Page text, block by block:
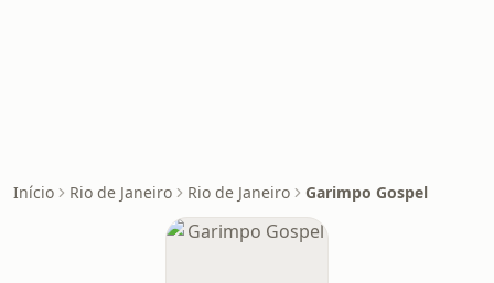
Início Rio de Janeiro Rio de Janeiro Garimpo Gospel